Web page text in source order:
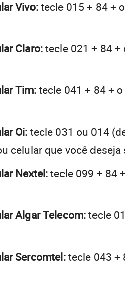
Vivo:tecle 015 + 84 +
Claro:tecle 021 + 84
Tim:tecle 041 + 84 +
Oi:tecle 031 ou 014
celular que você
Nextel:tecle 099 + 84
Algar Telecom:tecle
Sercomtel:tecle 043 +